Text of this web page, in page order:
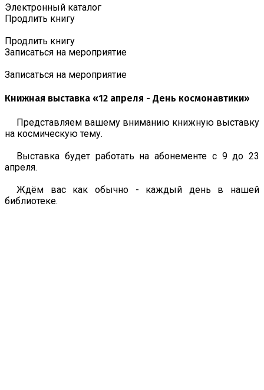
Электронный каталог
Продлить книгу
Продлить книгу
Записаться на мероприятие
Записаться на мероприятие
Книжная выставка «12 апреля - День космонавтики»
Представляем вашему вниманию книжную выставку
на космическую тему.
Выставка будет работать на абонементе с 9 до 23
апреля.
Ждём вас как обычно - каждый день в нашей
библиотеке.